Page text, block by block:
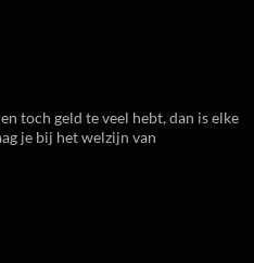
toch geld te veel hebt, dan is elke
je bij het welzijn van